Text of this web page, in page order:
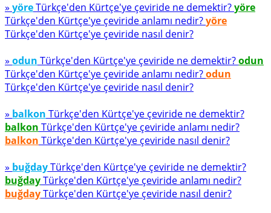
» yöreTürkçe'den Kürtçe'ye çeviride ne demektir?yöre
Türkçe'den Kürtçe'ye çeviride anlamı nedir?yöre
Türkçe'den Kürtçe'ye çeviride nasıl denir?
» odun Türkçe'den Kürtçe'ye çeviride ne demektir?odun
Türkçe'den Kürtçe'ye çeviride anlamı nedir?odun
Türkçe'den Kürtçe'ye çeviride nasıl denir?
» balkon Türkçe'den Kürtçe'ye çeviride ne demektir?
balkon Türkçe'den Kürtçe'ye çeviride anlamı nedir?
balkon Türkçe'den Kürtçe'ye çeviride nasıl denir?
» buğdayTürkçe'den Kürtçe'ye çeviride ne demektir?
buğdayTürkçe'den Kürtçe'ye çeviride anlamı nedir?
buğdayTürkçe'den Kürtçe'ye çeviride nasıl denir?